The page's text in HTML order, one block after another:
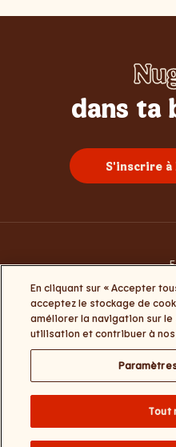
dans ta
S'inscrire
Conditions
Termes et conditions
Politique de la vie
En cliquant sur « Accepter
acceptez le stockage de
améliorer la navigation sur le
utilisation et contribuer à
Tout